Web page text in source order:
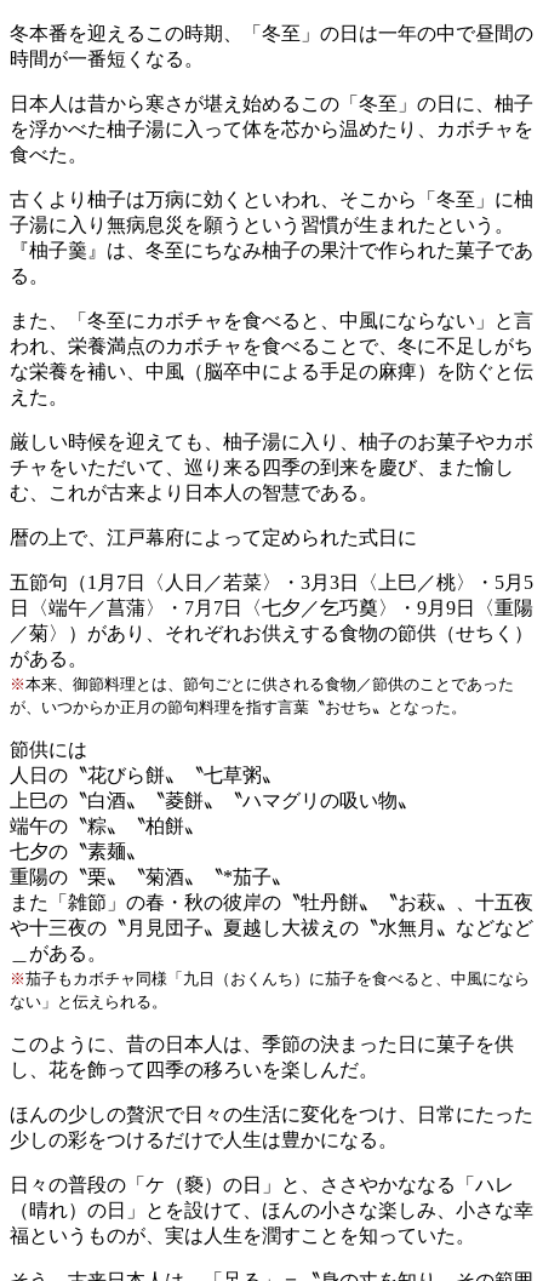
冬本番を迎えるこの時期、「冬至」の日は一年の中で昼間の
時間が一番短くなる。
日本人は昔から寒さが堪え始めるこの「冬至」の日に、柚子
を浮かべた柚子湯に入って体を芯から温めたり、カボチャを
食べた。
古くより柚子は万病に効くといわれ、そこから「冬至」に柚
子湯に入り無病息災を願うという習慣が生まれたという。
『柚子羹』は、冬至にちなみ柚子の果汁で作られた菓子であ
る。
また、「冬至にカボチャを食べると、中風にならない」と言
われ、栄養満点のカボチャを食べることで、冬に不足しがち
な栄養を補い、中風（脳卒中による手足の麻痺）を防ぐと伝
えた。
厳しい時候を迎えても、柚子湯に入り、柚子のお菓子やカボ
チャをいただいて、巡り来る四季の到来を慶び、また愉し
む、これが古来より日本人の智慧である。
暦の上で、江戸幕府によって定められた式日に
五節句（1月7日〈人日／若菜〉・3月3日〈上巳／桃〉・5月5
日〈端午／菖蒲〉・7月7日〈七夕／乞巧奠〉・9月9日〈重陽
／菊〉）があり、それぞれお供えする食物の節供（せちく）
がある。
※本来、御節料理とは、節句ごとに供される食物／節供のことであった
が、いつからか正月の節句料理を指す言葉〝おせち〟となった。
節供には
人日の〝花びら餅〟〝七草粥〟
上巳の〝白酒〟〝菱餅〟〝ハマグリの吸い物〟
端午の〝粽〟〝柏餅〟
七夕の〝素麺〟
重陽の〝栗〟〝菊酒〟〝*茄子〟
また「雑節」の春・秋の彼岸の〝牡丹餅〟〝お萩〟、十五夜
や十三夜の〝月見団子〟夏越し大祓えの〝水無月〟などなど
＿がある。
※茄子もカボチャ同様「九日（おくんち）に茄子を食べると、中風になら
ない」と伝えられる。
このように、昔の日本人は、季節の決まった日に菓子を供
し、花を飾って四季の移ろいを楽しんだ。
ほんの少しの贅沢で日々の生活に変化をつけ、日常にたった
少しの彩をつけるだけで人生は豊かになる。
日々の普段の「ケ（褻）の日」と、ささやかななる「ハレ
（晴れ）の日」とを設けて、ほんの小さな楽しみ、小さな幸
福というものが、実は人生を潤すことを知っていた。